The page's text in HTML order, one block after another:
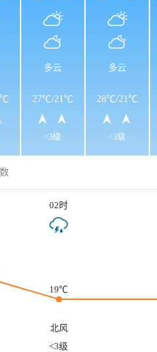
多云
27℃/21℃
<3级
多云
28℃/21℃
<3级
02时
19℃
北风
<3级